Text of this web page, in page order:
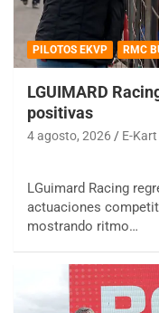
PILOTOS EKVP RMC
LGUIMARD
positivas
4 agosto, 2026 E-Kart
LGuimard Racing
actuaciones
mostrando ritmo…